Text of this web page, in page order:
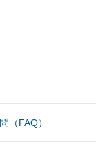
（FAQ）